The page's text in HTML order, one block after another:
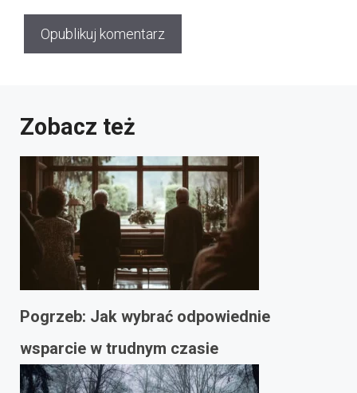
Zobacz też
Pogrzeb: Jak wybrać odpowiednie
wsparcie w trudnym czasie